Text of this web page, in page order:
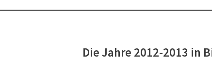
Die Jahre 2012-2013 in